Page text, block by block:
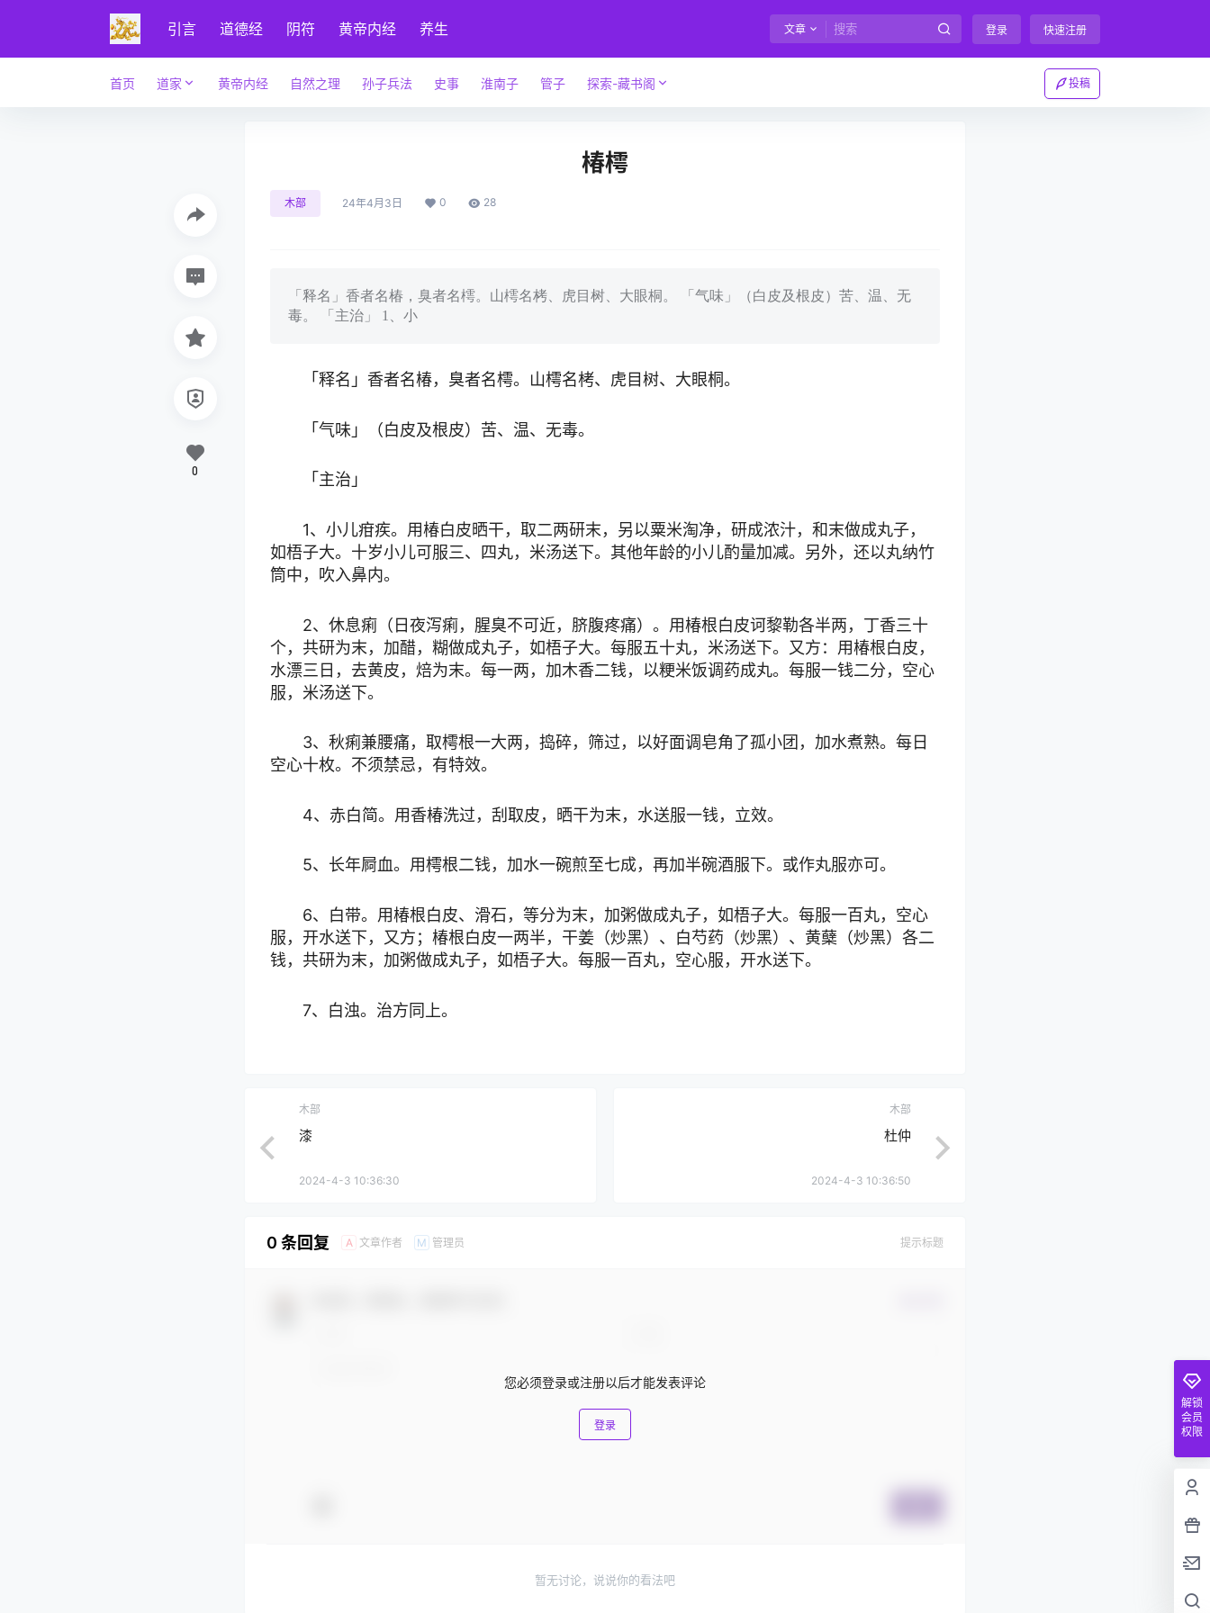
引言 道德经 阴符 黄帝内经 养生 文章 登录 快速注册
首页 道家 黄帝内经 自然之理 孙子兵法 史事 淮南子 管子 探索-藏书阁 投稿
椿樗
木部 24年4月3日 0 28
「释名」香者名椿，臭者名樗。山樗名栲、虎目树、大眼桐。 「气味」（白皮及根皮）苦、温、无
毒。 「主治」 1、小
「释名」香者名椿，臭者名樗。山樗名栲、虎目树、大眼桐。
「气味」（白皮及根皮）苦、温、无毒。
「主治」
1、小儿疳疾。用椿白皮晒干，取二两研末，另以粟米淘净，研成浓汁，和末做成丸子，
如梧子大。十岁小儿可服三、四丸，米汤送下。其他年龄的小儿酌量加减。另外，还以丸纳竹
筒中，吹入鼻内。
2、休息痢（日夜泻痢，腥臭不可近，脐腹疼痛）。用椿根白皮诃黎勒各半两，丁香三十
个，共研为末，加醋，糊做成丸子，如梧子大。每服五十丸，米汤送下。又方：用椿根白皮，
水漂三日，去黄皮，焙为末。每一两，加木香二钱，以粳米饭调药成丸。每服一钱二分，空心
服，米汤送下。
3、秋痢兼腰痛，取樗根一大两，捣碎，筛过，以好面调皂角了孤小团，加水煮熟。每日
空心十枚。不须禁忌，有特效。
4、赤白简。用香椿洗过，刮取皮，晒干为末，水送服一钱，立效。
5、长年屙血。用樗根二钱，加水一碗煎至七成，再加半碗酒服下。或作丸服亦可。
6、白带。用椿根白皮、滑石，等分为末，加粥做成丸子，如梧子大。每服一百丸，空心
服，开水送下，又方；椿根白皮一两半，干姜（炒黑）、白芍药（炒黑）、黄蘖（炒黑）各二
钱，共研为末，加粥做成丸子，如梧子大。每服一百丸，空心服，开水送下。
7、白浊。治方同上。
0
木部
漆
2024-4-3 10:36:30
木部
杜仲
2024-4-3 10:36:50
0 条回复 A 文章作者 M 管理员 提示标题
您必须登录或注册以后才能发表评论
登录
暂无讨论，说说你的看法吧
解锁
会员
权限